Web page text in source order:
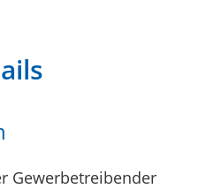
Gewerbetreibender